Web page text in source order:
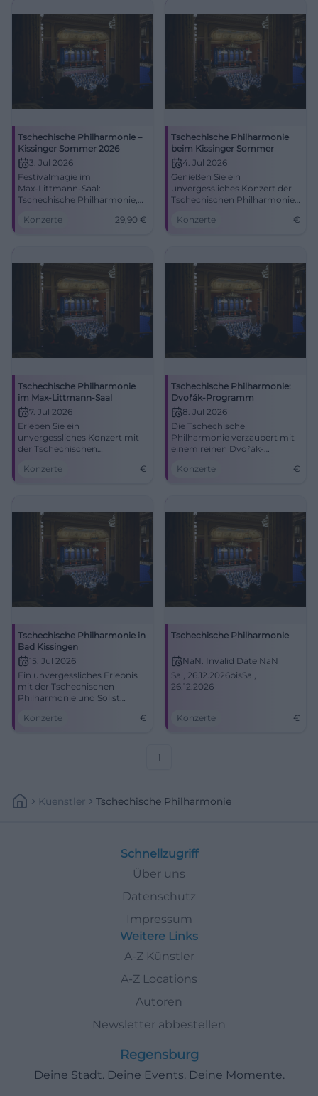
dabeisein! #BadKissingen
Tschechische Philharmonie –
Kissinger Sommer 2026
3. Jul 2026
Festivalmagie im
Max‑Littmann‑Saal:
Tschechische Philharmonie,
sorgen für Gänsehaut. Fr,
Konzerte 29,90 €
Tschechische Philharmonie
beim Kissinger Sommer
4. Jul 2026
Genießen Sie ein
unvergessliches Konzert der
Tschechischen Philharmonie
Dvořák.
Konzerte €
Tschechische Philharmonie
im Max-Littmann-Saal
7. Jul 2026
Erleben Sie ein
unvergessliches Konzert mit
der Tschechischen
Bertrand Chamayou in Bad
Konzerte €
Tschechische Philharmonie:
Dvořák-Programm
8. Jul 2026
Die Tschechische
Philharmonie verzaubert mit
einem reinen Dvořák-
Sommer. Ein Fest für
Konzerte €
Tschechische Philharmonie in
Bad Kissingen
15. Jul 2026
Ein unvergessliches Erlebnis
mit der Tschechischen
Philharmonie und Solist
Littmann-Saal.
Konzerte €
Tschechische Philharmonie
NaN. Invalid Date NaN
Sa., 26.12.2026bisSa.,
26.12.2026
Konzerte €
1
Kuenstler Tschechische Philharmonie
Schnellzugriff
Über uns
Datenschutz
Impressum
Weitere Links
A-Z Künstler
A-Z Locations
Autoren
Newsletter abbestellen
Regensburg
Deine Stadt. Deine Events. Deine Momente.